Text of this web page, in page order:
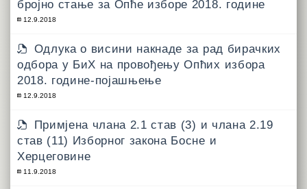
бројно стање за Опће изборе 2018. године
12.9.2018
Одлука о висини накнаде за рад бирачких
одбора у БиХ на провођењу Опћих избора
2018. године-појашњење
12.9.2018
Примјена члана 2.1 став (3) и члана 2.19
став (11) Изборног закона Босне и
Херцеговине
11.9.2018